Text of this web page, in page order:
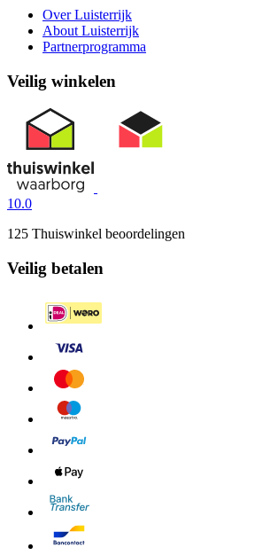
Over Luisterrijk
About Luisterrijk
Partnerprogramma
Veilig winkelen
10.0
125 Thuiswinkel beoordelingen
Veilig betalen